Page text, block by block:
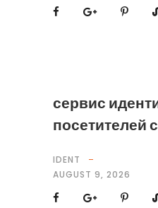
сервис
посетителей
IDENT
AUGUST 9, 2026